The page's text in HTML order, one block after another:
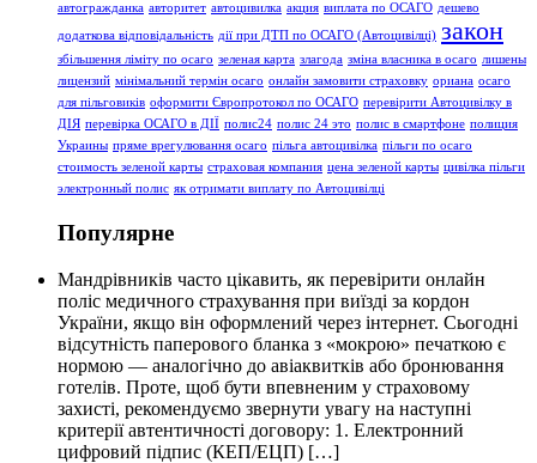
автогражданка авторитет автоцивилка акция виплата по ОСАГО дешево
додаткова відповідальність дії при ДТП по ОСАГО (Автоцивілці) закон
збільшення ліміту по осаго зеленая карта злагода зміна власника в осаго лишены
лицензий мінімальний термін осаго онлайн замовити страховку ориана осаго
для пільговиків оформити Європротокол по ОСАГО перевірити Автоцивілку в
ДІЯ перевірка ОСАГО в ДІЇ полис24 полис 24 это полис в смартфоне полиция
Украины пряме врегулювання осаго пільга автоцивілка пільги по осаго
стоимость зеленой карты страховая компания цена зеленой карты цивілка пільги
электронный полис як отримати виплату по Автоцивілці
Популярне
Мандрівників часто цікавить, як перевірити онлайн
поліс медичного страхування при виїзді за кордон
України, якщо він оформлений через інтернет. Сьогодні
відсутність паперового бланка з «мокрою» печаткою є
нормою — аналогічно до авіаквитків або бронювання
готелів. Проте, щоб бути впевненим у страховому
захисті, рекомендуємо звернути увагу на наступні
критерії автентичності договору: 1. Електронний
цифровий підпис (КЕП/ЕЦП) […]